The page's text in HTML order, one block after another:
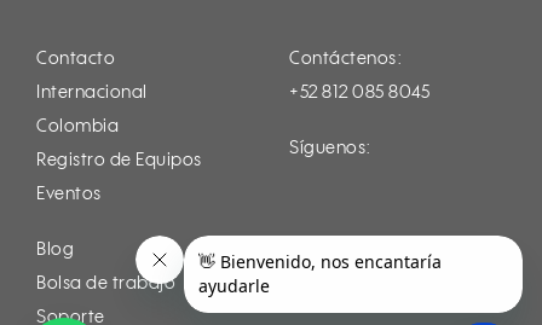
Contacto
Internacional
Colombia
Registro de Equipos
Eventos
Blog
Bolsa de trabajo
Soporte
Contáctenos:
+52 812 085 8045
Síguenos: